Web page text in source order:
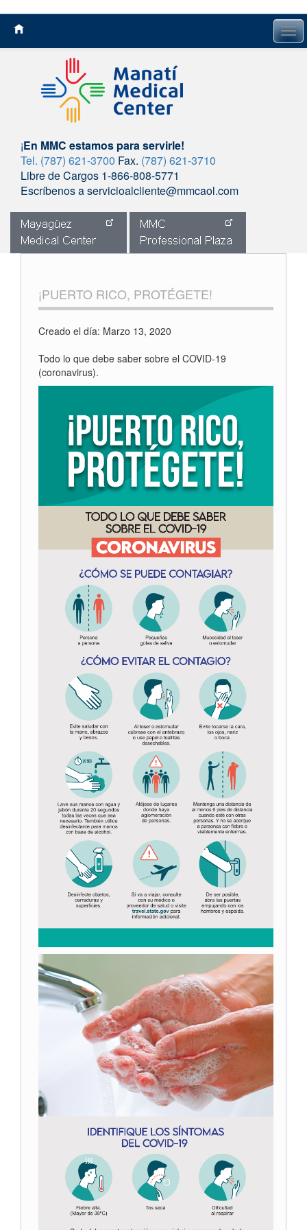
¡En MMC estamos para servirle!
Tel. (787) 621-3700 Fax. (787) 621-3710
Libre de Cargos 1-866-808-5771
Escríbenos a servicioalcliente@mmcaol.com
¡PUERTO RICO, PROTÉGETE!
Creado el día: Marzo 13, 2020
Todo lo que debe saber sobre el COVID-19
(coronavirus).